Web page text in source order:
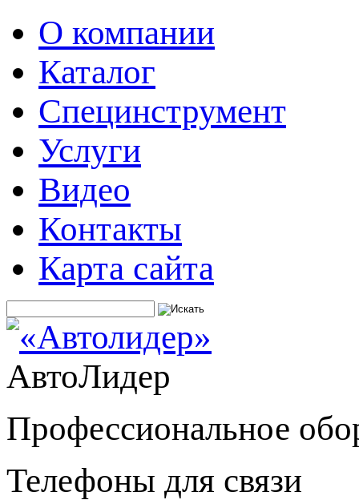
О компании
Каталог
Специнструмент
Услуги
Видео
Контакты
Карта сайта
АвтоЛидер
Профессиональное
Телефоны для связи